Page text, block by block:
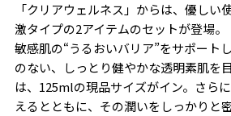
「クリアウェルネス」からは、優しい
激タイプの2アイテムのセットが登場。
敏感肌の“うるおいバリア”をサポート
のない、しっとり健やかな透明素肌を
は、125mlの現品サイズがイン。さら
えるとともに、その潤いをしっかりと